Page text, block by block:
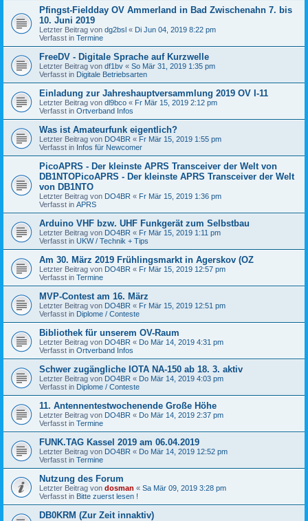
Pfingst-Fieldday OV Ammerland in Bad Zwischenahn 7. bis
10. Juni 2019
Letzter Beitrag von dg2bsl « Di Jun 04, 2019 8:22 pm
Verfasst in Termine
FreeDV - Digitale Sprache auf Kurzwelle
Letzter Beitrag von df1bv « So Mär 31, 2019 1:35 pm
Verfasst in Digitale Betriebsarten
Einladung zur Jahreshauptversammlung 2019 OV I-11
Letzter Beitrag von dl9bco « Fr Mär 15, 2019 2:12 pm
Verfasst in Ortverband Infos
Was ist Amateurfunk eigentlich?
Letzter Beitrag von DO4BR « Fr Mär 15, 2019 1:55 pm
Verfasst in Infos für Newcomer
PicoAPRS - Der kleinste APRS Transceiver der Welt von
DB1NTOPicoAPRS - Der kleinste APRS Transceiver der Welt
von DB1NTO
Letzter Beitrag von DO4BR « Fr Mär 15, 2019 1:36 pm
Verfasst in APRS
Arduino VHF bzw. UHF Funkgerät zum Selbstbau
Letzter Beitrag von DO4BR « Fr Mär 15, 2019 1:11 pm
Verfasst in UKW / Technik + Tips
Am 30. März 2019 Frühlingsmarkt in Agerskov (OZ
Letzter Beitrag von DO4BR « Fr Mär 15, 2019 12:57 pm
Verfasst in Termine
MVP-Contest am 16. März
Letzter Beitrag von DO4BR « Fr Mär 15, 2019 12:51 pm
Verfasst in Diplome / Conteste
Bibliothek für unserem OV-Raum
Letzter Beitrag von DO4BR « Do Mär 14, 2019 4:31 pm
Verfasst in Ortverband Infos
Schwer zugängliche IOTA NA-150 ab 18. 3. aktiv
Letzter Beitrag von DO4BR « Do Mär 14, 2019 4:03 pm
Verfasst in Diplome / Conteste
11. Antennentestwochenende Große Höhe
Letzter Beitrag von DO4BR « Do Mär 14, 2019 2:37 pm
Verfasst in Termine
FUNK.TAG Kassel 2019 am 06.04.2019
Letzter Beitrag von DO4BR « Do Mär 14, 2019 12:52 pm
Verfasst in Termine
Nutzung des Forum
Letzter Beitrag von dosman « Sa Mär 09, 2019 3:28 pm
Verfasst in Bitte zuerst lesen !
DB0KRM (Zur Zeit innaktiv)